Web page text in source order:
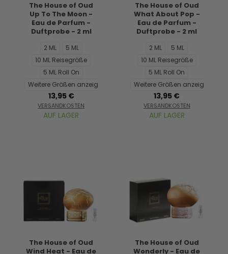
The House of Oud
Up To The Moon -
Eau de Parfum -
Duftprobe - 2 ml
2 ML
5 ML
10 ML Reisegröße
5 ML Roll On
Weitere Größen anzeigen...
13,95 €
VERSANDKOSTEN
AUF LAGER
The House of Oud
What About Pop -
Eau de Parfum -
Duftprobe - 2 ml
2 ML
5 ML
10 ML Reisegröße
5 ML Roll On
Weitere Größen anzeigen...
13,95 €
VERSANDKOSTEN
AUF LAGER
The House of Oud
Wind Heat - Eau de
The House of Oud
Wonderly - Eau de